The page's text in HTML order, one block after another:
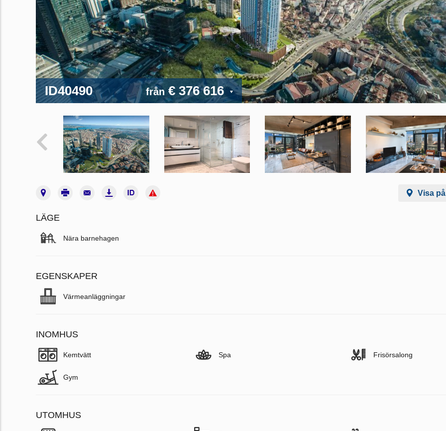
ID40490 från € 376 616
Visa
LÄGE
Nära barnehagen
EGENSKAPER
Värmeanläggningar
INOMHUS
Kemtvätt Spa Frisörsalong
Gym
UTOMHUS